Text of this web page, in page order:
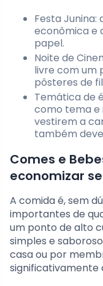
Festa
econômica e
papel.
Noite de
livre com um
pôsteres de
Temática de
como tema e
vestirem a
também
Comes e
economizar
A comida é, sem
importantes de
um ponto de alto
simples e
casa ou por
significativamente